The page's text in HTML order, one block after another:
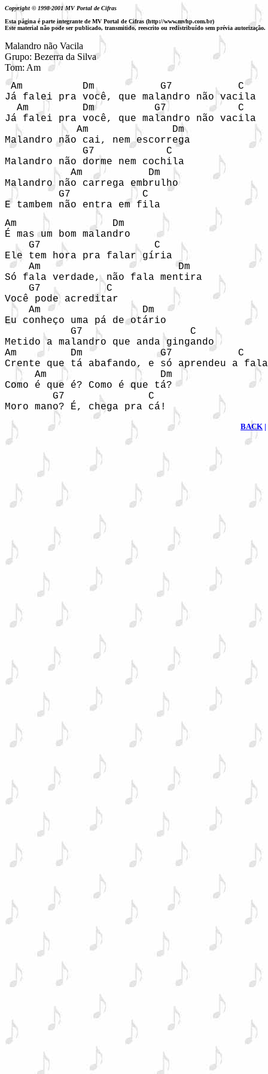
Copyright © 1998-2001 MV Portal de Cifras
Esta página é parte integrante de MV Portal de Cifras (http://www.mvhp.com.br)
Este material não pode ser publicado, transmitido, reescrito ou redistribuído sem prévia autorização.
Malandro não Vacila
Grupo: Bezerra da Silva
Tom: Am
Am          Dm
Já falei pra você, que
Am         Dm          G7
Já falei pra você, que
Am
Malandro não cai,
G7
Malandro não dorme nem
Am
Malandro não
G7
E tambem não
Am                Dm
É mas um bom malandro
    G7                   C
Ele tem hora pra falar gíria
    Am                       Dm
Só fala verdade, não fala mentira
    G7           C
Você pode acreditar
    Am                 Dm
Eu conheço uma pá de otário
           G7                  C
Metido a malandro que anda gingando
Am         Dm             G7           C
Crente que tá abafando, e só aprendeu a
     Am                   Dm
Como é que é? Como é que tá?
        G7              C
Moro mano? É, chega pra cá!
BACK |